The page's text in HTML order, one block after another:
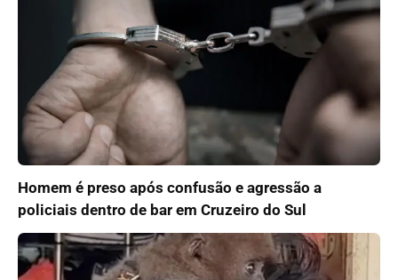
Homem é preso após confusão e agressão a
policiais dentro de bar em Cruzeiro do Sul